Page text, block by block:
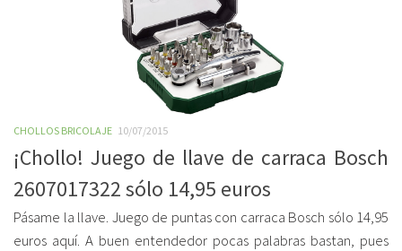
CHOLLOS BRICOLAJE 10/07/2015
¡Chollo! Juego de llave de carraca Bosch
2607017322 sólo 14,95 euros
Pásame la llave. Juego de puntas con carraca Bosch sólo 14,95
euros aquí. A buen entendedor pocas palabras bastan, pues